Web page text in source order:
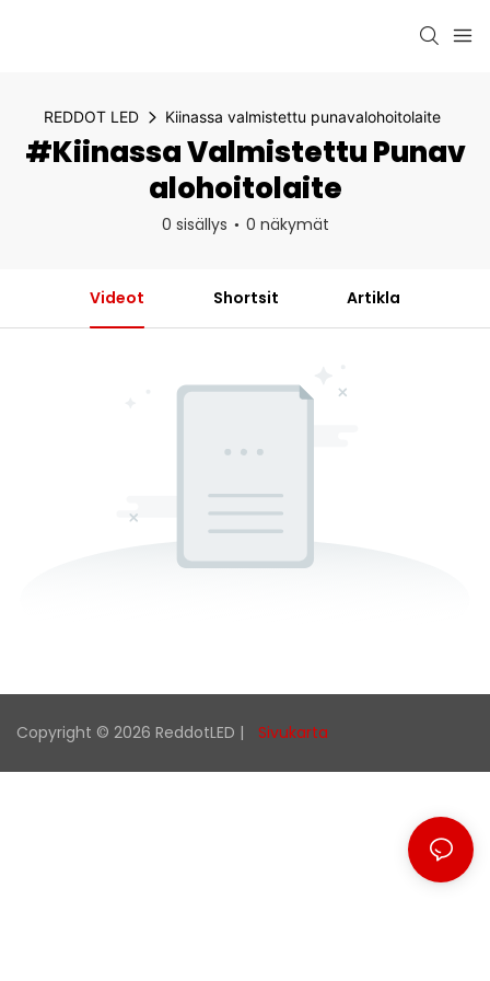
REDDOT LED Kiinassa valmistettu punavalohoitolaite
#Kiinassa Valmistettu Punav
Alohoitolaite
0 sisällys 0 näkymät
Videot Shortsit Artikla
Copyright © 2026 ReddotLED | Sivukarta